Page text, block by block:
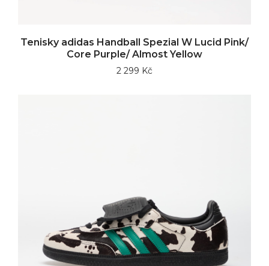
Tenisky adidas Handball Spezial W Lucid Pink/
Core Purple/ Almost Yellow
2 299 Kč